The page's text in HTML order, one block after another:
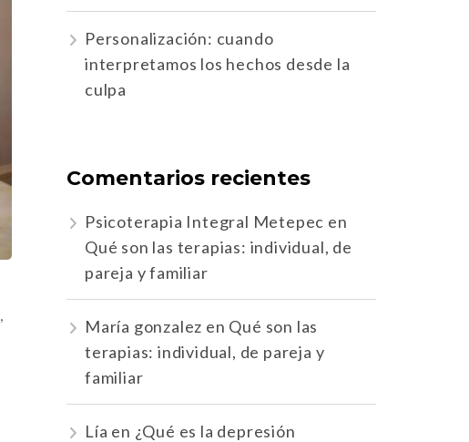
Personalización: cuando
interpretamos los hechos desde la
culpa
Comentarios recientes
Psicoterapia Integral Metepec en
Qué son las terapias: individual, de
pareja y familiar
María gonzalez en Qué son las
terapias: individual, de pareja y
familiar
Lía en ¿Qué es la depresión